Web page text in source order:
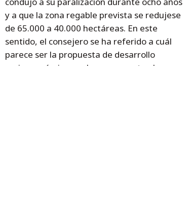
y a que la zona regable prevista se redujese
de 65.000 a 40.000 hectáreas. En este
sentido, el consejero se ha referido a cuál
parece ser la propuesta de desarrollo
socioeconómico por la que apuesta el